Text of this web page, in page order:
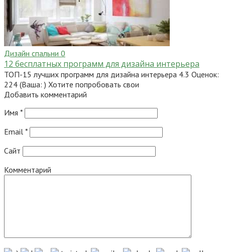
Дизайн спальни 0
12 бесплатных программ для дизайна интерьера
ТОП-15 лучших программ для дизайна интерьера 4.3 Оценок:
224 (Ваша: ) Хотите попробовать свои
Добавить комментарий
Имя *
Email *
Сайт
Комментарий